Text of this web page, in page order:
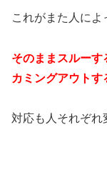
これがまた人によ
そのままスルー
カミングアウトす
対応も人それぞれ